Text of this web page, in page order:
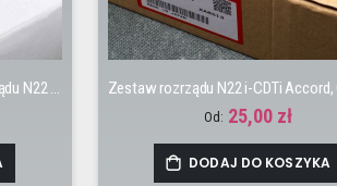
OEM czujnik położenia wałka rozrządu N22 Civic, Accord, CR-V, FR-V
Od: 25,00 zł
DODAJ DO KOSZYKA